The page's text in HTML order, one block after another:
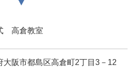
高倉教室
大阪市都島区高倉町2丁目3－12